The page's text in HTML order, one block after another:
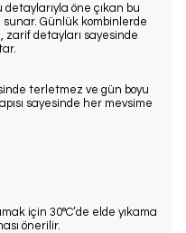
öne çıkan bu
sunar. Günlük kombinlerde
zarif detayları sayesinde
terletmez ve gün boyu
sayesinde her mevsime
için 30°C’de elde yıkama
önerilir.